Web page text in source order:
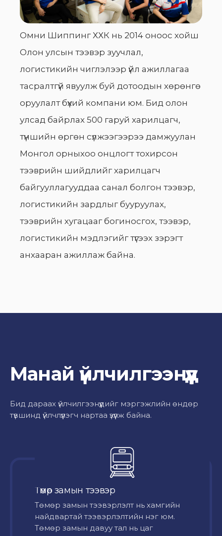
Омни Шиппинг ХХК нь 2014 оноос хойш
Олон улсын тээвэр зуучлал,
логистикийн чиглэлээр үйл ажиллагаа
тасралтгүй явуулж буй дотоодын хөрөнгө
оруулалт бүхий компани юм. Бид олон
улсад байрлах 500 гаруй харилцагч,
түншийн өргөн сүлжээгээрээ дамжуулан
Монгол орныхоо онцлогт тохирсон
тээврийн шийдлийг харилцагч
байгууллагууддаа санал болгон тээвэр,
логистикийн зардлыг бууруулах,
тээврийн хугацааг богиносгох, тээвэр,
логистикийн мэдлэгийг түгээх зэрэгт
анхааран ажиллаж байна.
Манай үйлчилгээнүүд
Бид дараах үйлчилгээнүүдийг мэргэжлийн өндөр
түвшинд үйлчлүүлэгч нартаа үзүүлж байна.
Төмөр замын тээвэр
Төмөр замын тээвэрлэлт нь хамгийн
найдвартай тээвэрлэлтийн нэг юм.
Төмөр замын давуу тал нь цаг